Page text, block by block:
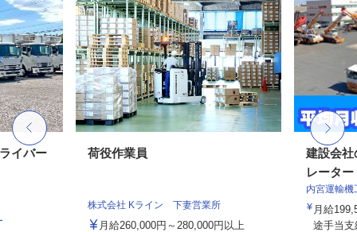
イバー 荷役作業員
株式会社 Kライン 下妻営業所
月給260,000円～280,000円以上
建設会社
レーター
内宮運輸機
月給
途手当